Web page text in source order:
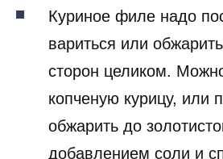
Куриное филе надо
вариться или
сторон целиком.
копченую курицу, или
обжарить до
добавлением соли и